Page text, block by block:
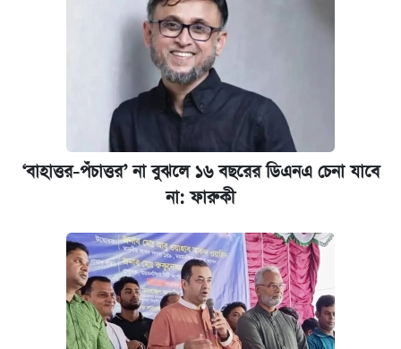
‘বাহাত্তর-পঁচাত্তর’ না বুঝলে ১৬ বছরের ডিএনএ চেনা যাবে
না: ফারুকী